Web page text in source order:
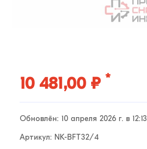
10 481,00 ₽ *
Обновлён: 10 апреля 2026 г. в 12:13
Артикул: NK-BFT32/4